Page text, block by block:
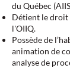
du Québec
Détient le droit
l'OIIQ.
Possède de
animation de
analyse de